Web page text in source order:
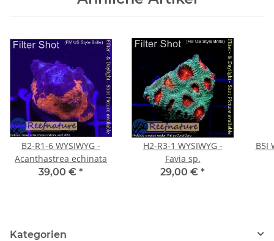
B2-R1-6 WYSIWYG -
Acanthastrea echinata
39,00 € *
H2-R3-1 WYSIWYG -
Favia sp.
29,00 € *
B5I
Kategorien